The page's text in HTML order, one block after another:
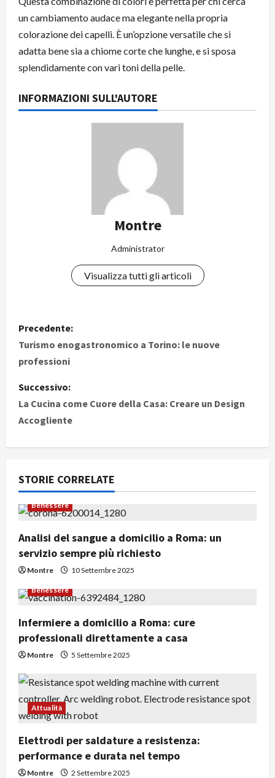
un cambiamento audace ma elegante nella propria
colorazione dei capelli. È un’opzione versatile che si
adatta bene sia a chiome corte che lunghe, e si sposa
splendidamente con vari toni della pelle.
INFORMAZIONI SULL'AUTORE
Montre
Administrator
Visualizza tutti gli articoli
N
a
v
i
g
a
z
i
o
n
e
a
r
t
i
c
o
l
Precedente:
Turismo enogastronomico a Torino: le nuove
professioni
Successivo:
La Cucina come Cuore della Casa: Creare un Design
Accogliente
STORIE CORRELATE
Benessere
Analisi del sangue a domicilio a Roma: un
servizio sempre più richiesto
Montre 10 Settembre 2025
Benessere
Infermiere a domicilio a Roma: cure
professionali direttamente a casa
Montre 5 Settembre 2025
Attualità
Elettrodi per saldature a resistenza:
performance e durata nel tempo
Montre 2 Settembre 2025